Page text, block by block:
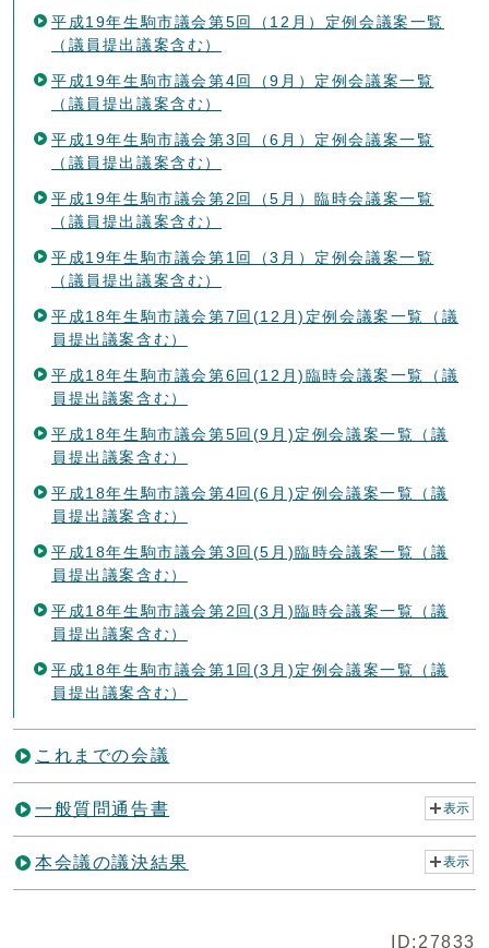
平成19年生駒市議会第5回（12月）定例会議案一覧
（議員提出議案含む）
平成19年生駒市議会第4回（9月）定例会議案一覧
（議員提出議案含む）
平成19年生駒市議会第3回（6月）定例会議案一覧
（議員提出議案含む）
平成19年生駒市議会第2回（5月）臨時会議案一覧
（議員提出議案含む）
平成19年生駒市議会第1回（3月）定例会議案一覧
（議員提出議案含む）
平成18年生駒市議会第7回(12月)定例会議案一覧（議
員提出議案含む）
平成18年生駒市議会第6回(12月)臨時会議案一覧（議
員提出議案含む）
平成18年生駒市議会第5回(9月)定例会議案一覧（議
員提出議案含む）
平成18年生駒市議会第4回(6月)定例会議案一覧（議
員提出議案含む）
平成18年生駒市議会第3回(5月)臨時会議案一覧（議
員提出議案含む）
平成18年生駒市議会第2回(3月)臨時会議案一覧（議
員提出議案含む）
平成18年生駒市議会第1回(3月)定例会議案一覧（議
員提出議案含む）
これまでの会議
一般質問通告書 表示
本会議の議決結果 表示
ID:27833